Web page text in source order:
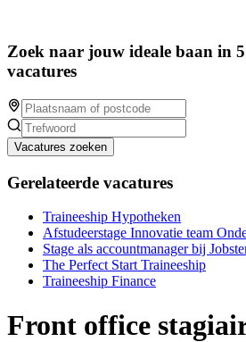
Zoek naar jouw ideale baan in
vacatures
Vacatures zoeken
Gerelateerde vacatures
Traineeship Hypotheken
Afstudeerstage Innovatie team
Stage als accountmanager bij
The Perfect Start Traineeship
Traineeship Finance
Front office